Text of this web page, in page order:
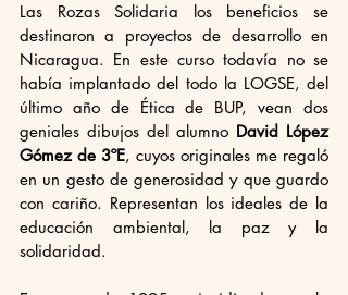
Las Rozas Solidaria los beneficios se
destinaron a proyectos de desarrollo en
Nicaragua. En este curso todavía no se
había implantado del todo la LOGSE, del
último año de Ética de BUP, vean dos
geniales dibujos del alumno David López
Gómez de 3ºE, cuyos originales me regaló
en un gesto de generosidad y que guardo
con cariño. Representan los ideales de la
educación ambiental, la paz y la
solidaridad.